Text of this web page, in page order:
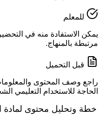
للمعلم
يمكن الاستفادة منه في
مرتبطة بالمنهاج.
قبل التحميل
راجع وصف المحتوى
الحاجة للاستخدام التعليمي
خطة وتحليل محتوى